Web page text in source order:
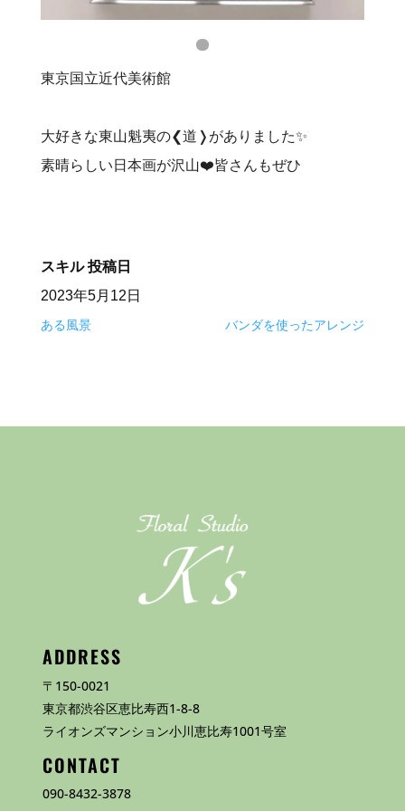
東京国立近代美術館
大好きな東山魁夷の❮道❭がありました✨
素晴らしい日本画が沢山❤️皆さんもぜひ
スキル 投稿日
2023年5月12日
ある風景 バンダを使ったアレンジ
ADDRESS
〒150-0021
東京都渋谷区恵比寿西1-8-8
ライオンズマンション小川恵比寿1001号室
CONTACT
090-8432-3878